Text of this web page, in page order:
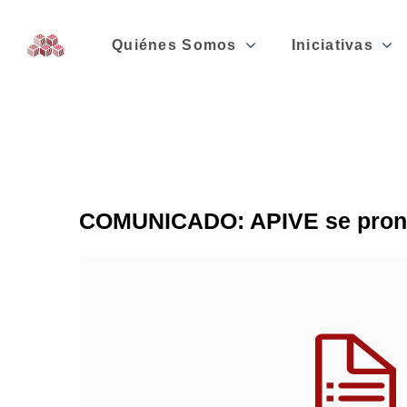
Quiénes Somos Iniciativas
COMUNICADO: APIVE se